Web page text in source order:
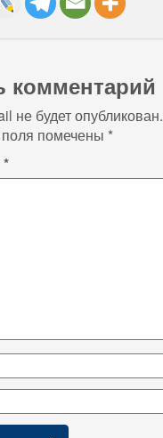
комментарий
не будет опубликован.
помечены *
*